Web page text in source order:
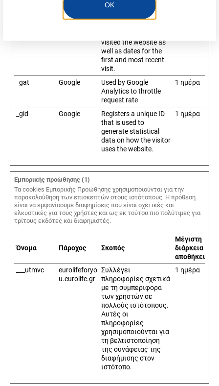
Google
Used by Google
Analytics to collect
visited the website as
well as dates for the
first and most recent
visit.
_gat Google
Used by Google
Analytics to throttle
request rate
1 ημέρα
_gid Google
Registers a unique ID
that is used to
generate statistical
data on how the visitor
uses the website.
1 ημέρα
Εμπορικής προώθησης (1)
Τα cookies Εμπορικής Προώθησης χρησιμοποιούνται για την
παρακολούθηση των επισκεπτών στους ιστότοπους. Η πρόθεση
είναι να εμφανίσουμε διαφημίσεις που είναι σχετικές και
ελκυστικές για τους χρήστες και ως εκ τούτου πιο πολύτιμες για
τρίτους εκδότες και διαφημιστές.
Όνομα Πάροχος Σκοπός
Μέγιστη
διάρκεια
αποθήκευσης
___utmvc
eurolifeforyo
u.eurolife.gr
Συλλέγει
πληροφορίες σχετικά
με τη συμπεριφορά
των χρηστών σε
πολλούς ιστότοπους.
Αυτές οι
πληροφορίες
χρησιμοποιούνται για
τη βελτιστοποίηση
της συνάφειας της
διαφήμισης στον
ιστότοπο.
1 ημέρα
OK